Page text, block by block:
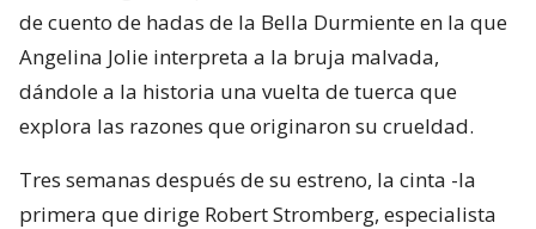
de cuento de hadas de la Bella Durmiente en la que
Angelina Jolie interpreta a la bruja malvada,
dándole a la historia una vuelta de tuerca que
explora las razones que originaron su crueldad.
Tres semanas después de su estreno, la cinta -la
primera que dirige Robert Stromberg, especialista